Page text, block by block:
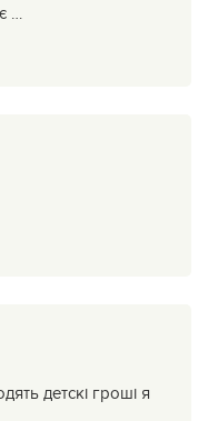
…
детскі гроші я